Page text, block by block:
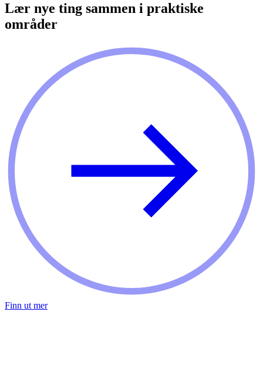
Lær nye ting sammen i praktiske
områder
Finn ut mer